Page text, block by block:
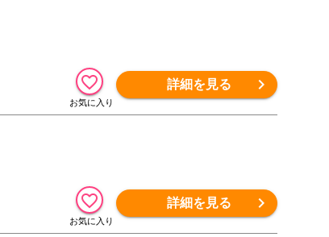
詳細を見る
詳細を見る